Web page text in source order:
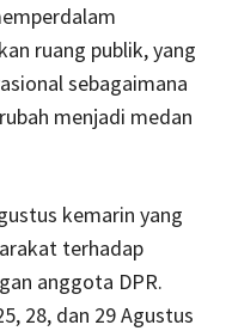
ruang publik, yang
sebagaimana
menjadi medan
kemarin yang
terhadap
anggota DPR.
28, dan 29 Agustus